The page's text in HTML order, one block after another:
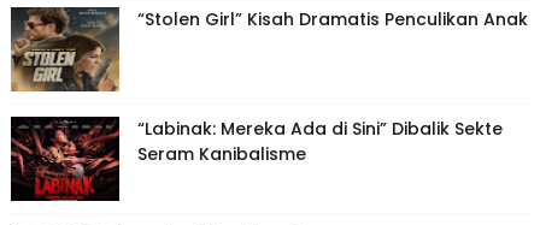
“Stolen Girl” Kisah Dramatis Penculikan Anak
“Labinak: Mereka Ada di Sini” Dibalik Sekte
Seram Kanibalisme